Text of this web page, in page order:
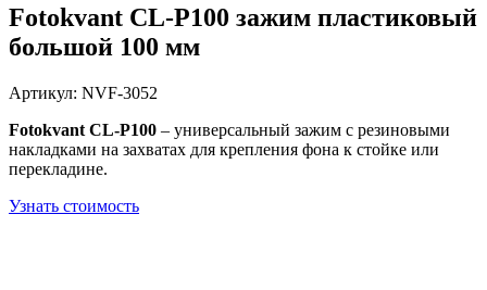
Fotokvant CL-P100 зажим пластиковый
большой 100 мм
Артикул: NVF-3052
Fotokvant CL-P100 – универсальный зажим с резиновыми
накладками на захватах для крепления фона к стойке или
перекладине.
Узнать стоимость